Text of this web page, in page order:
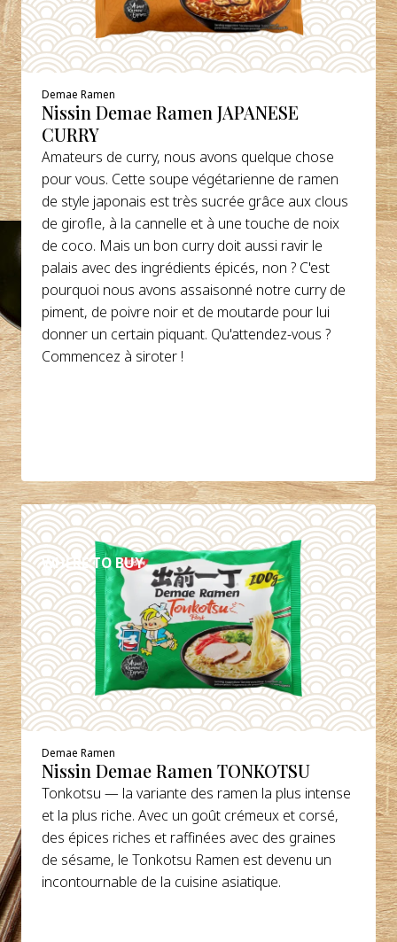
Demae Ramen
Nissin Demae Ramen JAPANESE
CURRY
Amateurs de curry, nous avons quelque chose
pour vous. Cette soupe végétarienne de ramen
de style japonais est très sucrée grâce aux clous
de girofle, à la cannelle et à une touche de noix
de coco. Mais un bon curry doit aussi ravir le
palais avec des ingrédients épicés, non ? C'est
pourquoi nous avons assaisonné notre curry de
piment, de poivre noir et de moutarde pour lui
donner un certain piquant. Qu'attendez-vous ?
Commencez à siroter !
WHERE TO BUY
DÉTAILS
Demae Ramen
Nissin Demae Ramen TONKOTSU
Tonkotsu — la variante des ramen la plus intense
et la plus riche. Avec un goût crémeux et corsé,
des épices riches et raffinées avec des graines
de sésame, le Tonkotsu Ramen est devenu un
incontournable de la cuisine asiatique.